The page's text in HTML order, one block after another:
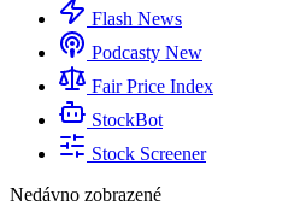
Flash News
Podcasty New
Fair Price Index
StockBot
Stock Screener
Nedávno zobrazené